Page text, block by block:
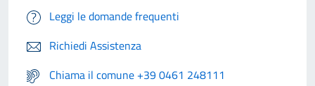
Leggi le domande frequenti
Richiedi Assistenza
Chiama il comune +39 0461 248111